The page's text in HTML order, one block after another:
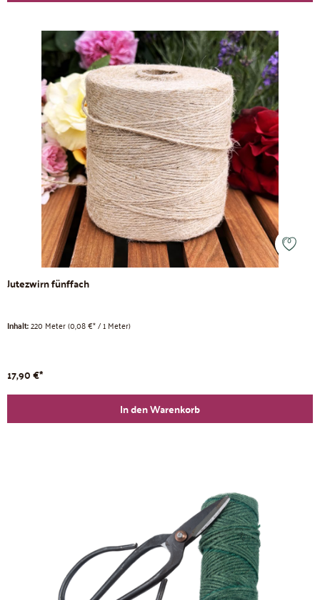
Jutezwirn fünffach
Inhalt:220 Meter(0,08 €* / 1 Meter)
17,90 €*
In den Warenkorb